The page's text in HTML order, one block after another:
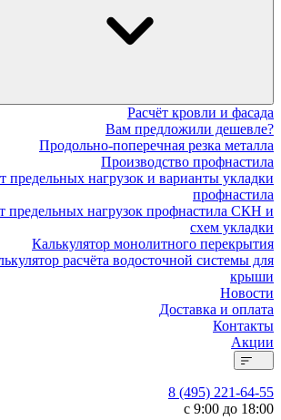
Расчёт кровли и фасада
Вам предложили дешевле?
Продольно-поперечная резка металла
Производство профнастила
предельных нагрузок и варианты укладки
профнастила
предельных нагрузок профнастила СКН и
схем укладки
Калькулятор монолитного перекрытия
расчёта водосточной системы для
крыши
Новости
Доставка и оплата
Контакты
Акции
8 (495) 221-64-55
с 9:00 до 18:00